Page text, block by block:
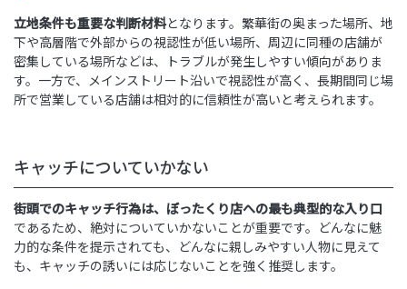
立地条件も重要な判断材料となります。繁華街の奥まった場所、地
下や高層階で外部からの視認性が低い場所、周辺に同種の店舗が
密集している場所などは、トラブルが発生しやすい傾向がありま
す。一方で、メインストリート沿いで視認性が高く、長期間同じ場
所で営業している店舗は相対的に信頼性が高いと考えられます。
キャッチについていかない
街頭でのキャッチ行為は、ぼったくり店への最も典型的な入り口
であるため、絶対についていかないことが重要です。どんなに魅
力的な条件を提示されても、どんなに親しみやすい人物に見えて
も、キャッチの誘いには応じないことを強く推奨します。